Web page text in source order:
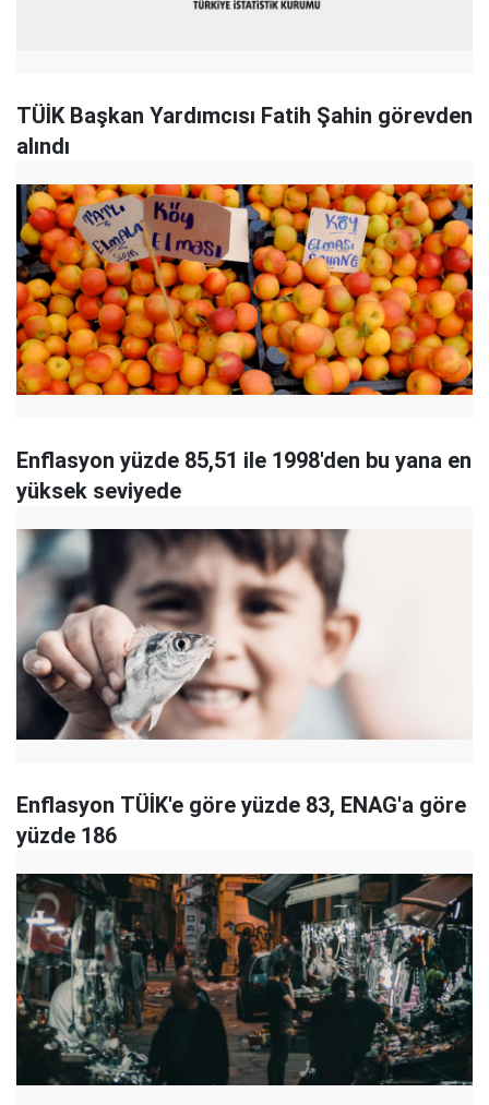
TÜİK Başkan Yardımcısı Fatih Şahin görevden
alındı
Enflasyon yüzde 85,51 ile 1998'den bu yana en
yüksek seviyede
Enflasyon TÜİK'e göre yüzde 83, ENAG'a göre
yüzde 186